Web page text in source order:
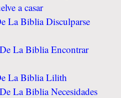
a casar
La Biblia Disculparse
La Biblia Encontrar
La Biblia Lilith
La Biblia Necesidades